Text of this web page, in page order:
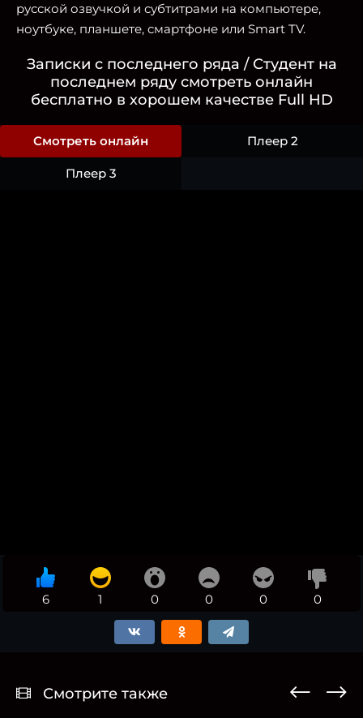
русской озвучкой и субтитрами на компьютере,
ноутбуке, планшете, смартфоне или Smart TV.
Записки c последнего ряда / Студент на
последнем ряду смотреть онлайн
бесплатно в хорошем качестве Full HD
Смотреть онлайн Плеер 2
Плеер 3
6 1 0 0 0 0
Смотрите также